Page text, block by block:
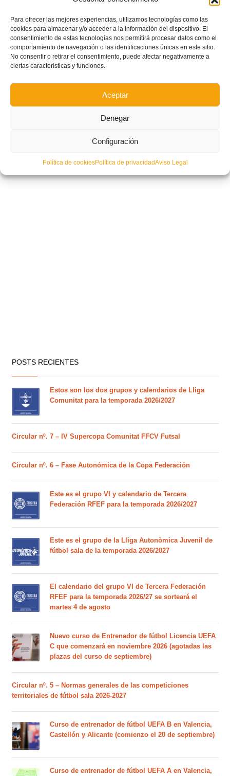
Para ofrecer las mejores experiencias, utilizamos tecnologías como las
cookies para almacenar y/o acceder a la información del dispositivo. El
consentimiento de estas tecnologías nos permitirá procesar datos como el
comportamiento de navegación o las identificaciones únicas en este sitio.
No consentir o retirar el consentimiento, puede afectar negativamente a
ciertas características y funciones.
Aceptar
Denegar
Configuración
Política de cookiesPolítica de privacidadAviso Legal
El Campeonato Masculino Sub-12 se verá en directo vía streaming
POSTS RECIENTES
Estos son los dos grupos y calendarios de Lliga
Comunitat para la temporada 2026/2027
Circular nº. 7 – IV Supercopa Comunitat FFCV Futsal
Circular nº. 6 – Fase Autonómica de la Copa Federación
Este es el grupo VI y calendario de Tercera
Federación RFEF para la temporada 2026/2027
Este es el grupo de la Lliga Autonòmica Juvenil de
fútbol sala de la temporada 2026/2027
El calendario del grupo VI de Tercera Federación
RFEF para la temporada 2026/27 se sorteará el
martes 4 de agosto
Nuevo curso de Entrenador de fútbol Licencia UEFA
C que comenzará en noviembre 2026 (agotadas las
plazas del curso de septiembre)
Circular nº. 5 – Normas generales de las competiciones
territoriales de fútbol sala 2026-2027
Curso de entrenador de fútbol UEFA B en Valencia,
Castellón y Alicante (comienzo el 20 de septiembre)
Curso de entrenador de fútbol UEFA A en Valencia,